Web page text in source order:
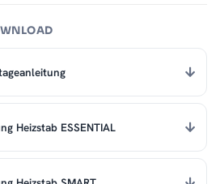
Heizstab ESSENTIAL